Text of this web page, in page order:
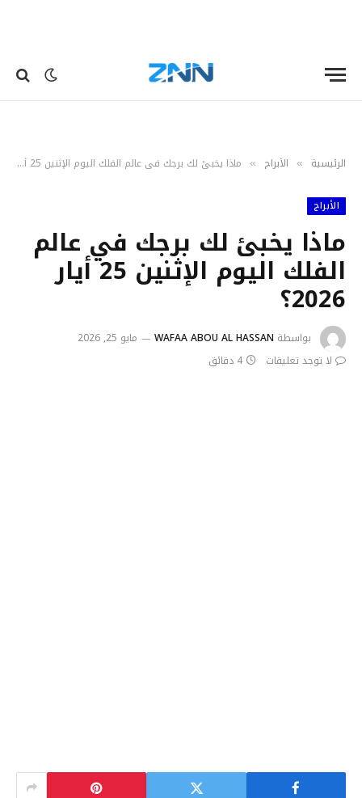
الرئيسية » الأبراج » ماذا يخبئ لك برجك في عالم الفلك اليوم الإثنين 25 أيار 2026؟
الأبراج
ماذا يخبئ لك برجك في عالم
الفلك اليوم الإثنين 25 أيار
2026؟
بواسطة WAFAA ABOU AL HASSAN
مايو 25, 2026
لا توجد تعليقات
4 دقائق